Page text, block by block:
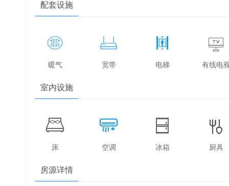
配套设施
暖气 宽带 电梯 有线电
室内设施
床 空调 冰箱 厨具
房源详情